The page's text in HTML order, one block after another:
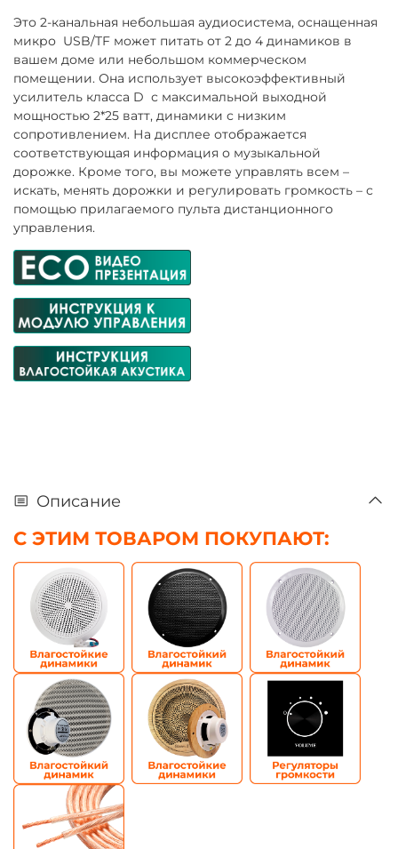
Это 2-канальная небольшая аудиосистема, оснащенная
микро USB/TF может питать от 2 до 4 динамиков в
вашем доме или небольшом коммерческом
помещении. Она использует высокоэффективный
усилитель класса D с максимальной выходной
мощностью 2*25 ватт, динамики с низким
сопротивлением. На дисплее отображается
соответствующая информация о музыкальной
дорожке. Кроме того, вы можете управлять всем –
искать, менять дорожки и регулировать громкость – с
помощью прилагаемого пульта дистанционного
управления.
Описание
С ЭТИМ ТОВАРОМ ПОКУПАЮТ: